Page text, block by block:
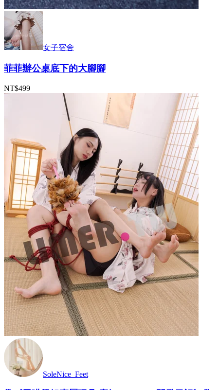
女子宿舍
菲菲辦公桌底下的大腳腳
NT$499
SoleNice_Feet